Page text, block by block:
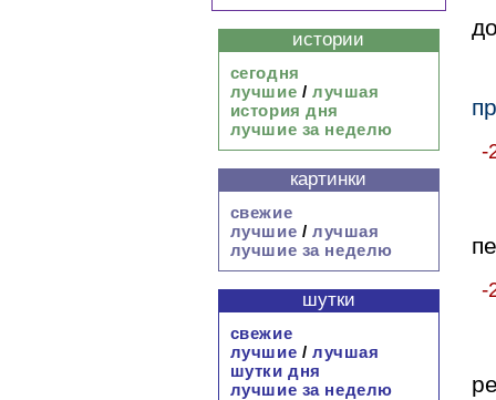
-
-
истории
сегодня
лучшие / лучшая
история дня
лучшие за неделю
картинки
свежие
лучшие / лучшая
лучшие за неделю
шутки
свежие
лучшие / лучшая
шутки дня
лучшие за неделю